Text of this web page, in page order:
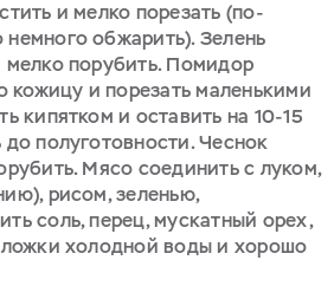
и мелко порезать (по-
обжарить). Зелень
порубить. Помидор
кожицу и порезать маленькими
кипятком и оставить на 10-15
полуготовности. Чеснок
Мясо соединить с луком,
рисом, зеленью,
соль, перец, мускатный орех,
ложки холодной воды и хорошо